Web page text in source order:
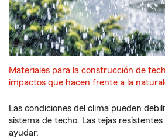
Materiales para la construcción de
impactos que hacen frente a la
Las condiciones del clima pueden
sistema de techo. Las tejas
ayudar.